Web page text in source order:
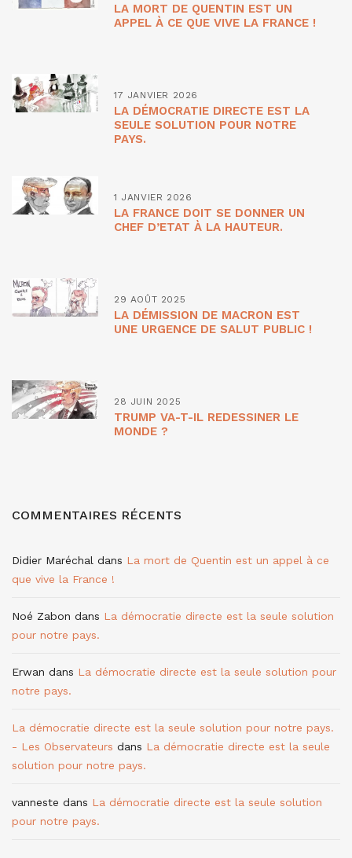
LA MORT DE QUENTIN EST UN
APPEL À CE QUE VIVE LA FRANCE !
17 JANVIER 2026
LA DÉMOCRATIE DIRECTE EST LA
SEULE SOLUTION POUR NOTRE
PAYS.
1 JANVIER 2026
LA FRANCE DOIT SE DONNER UN
CHEF D’ETAT À LA HAUTEUR.
29 AOÛT 2025
LA DÉMISSION DE MACRON EST
UNE URGENCE DE SALUT PUBLIC !
28 JUIN 2025
TRUMP VA-T-IL REDESSINER LE
MONDE ?
COMMENTAIRES RÉCENTS
Didier Maréchal dans La mort de Quentin est un appel à ce
que vive la France !
Noé Zabon dans La démocratie directe est la seule solution
pour notre pays.
Erwan dans La démocratie directe est la seule solution pour
notre pays.
La démocratie directe est la seule solution pour notre pays.
- Les Observateurs dans La démocratie directe est la seule
solution pour notre pays.
vanneste dans La démocratie directe est la seule solution
pour notre pays.